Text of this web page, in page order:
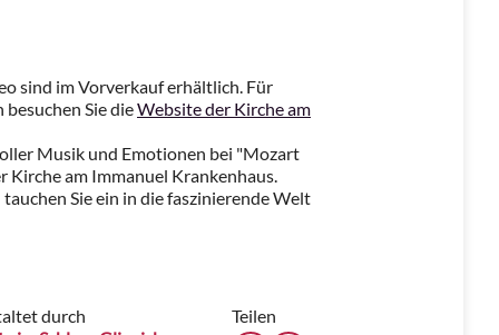
sind im Vorverkauf erhältlich. Für
Sie dieWebsite der Kirche am
Musik und Emotionen bei "Mozart
Kirche am Immanuel Krankenhaus.
Sie ein in die faszinierende Welt
durch
Teilen